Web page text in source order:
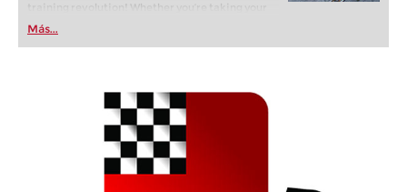
training revolution! Whether you’re taking your
first steps into the world of club chess, or already
playing at a tournament level: with FRITZ, you can
train more efficiently, intelligently and with a
Más...